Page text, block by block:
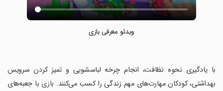
ویدئو معرفی بازی
‏با یادگیری نحوه نظافت، انجام چرخه لباسشویی و تمیز کردن سرویس
بهداشتی، کودکان مهارت‌های مهم زندگی را کسب می‌کنند. بازی با جعبه‌های